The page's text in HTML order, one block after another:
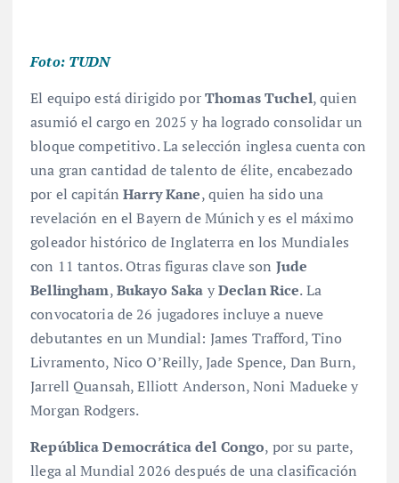
Foto: TUDN
El equipo está dirigido porThomas Tuchel, quien
asumió el cargo en 2025 y ha logrado consolidar un
bloque competitivo. La selección inglesa cuenta con
una gran cantidad de talento de élite, encabezado
por el capitánHarry Kane, quien ha sido una
revelación en el Bayern de Múnich y es el máximo
goleador histórico de Inglaterra en los Mundiales
con 11 tantos. Otras figuras clave son Jude
Bellingham,Bukayo Saka yDeclan Rice. La
convocatoria de 26 jugadores incluye a nueve
debutantes en un Mundial: James Trafford, Tino
Livramento, Nico O’Reilly, Jade Spence, Dan Burn,
Jarrell Quansah, Elliott Anderson, Noni Madueke y
Morgan Rodgers.
República Democrática del Congo, por su parte,
llega al Mundial 2026 después de una clasificación